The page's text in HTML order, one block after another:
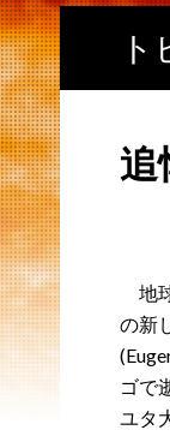
地
の新
ゴで
ユタ